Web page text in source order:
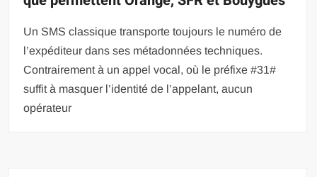
Un SMS classique transporte toujours le numéro de
l’expéditeur dans ses métadonnées techniques.
Contrairement à un appel vocal, où le préfixe #31#
suffit à masquer l’identité de l’appelant, aucun
opérateur